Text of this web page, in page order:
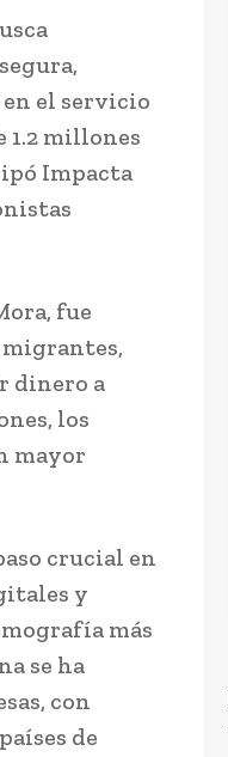
el servicio
1.2 millones
Impacta
fue
migrantes,
dinero a
los
mayor
crucial en
y
más
se ha
con
de